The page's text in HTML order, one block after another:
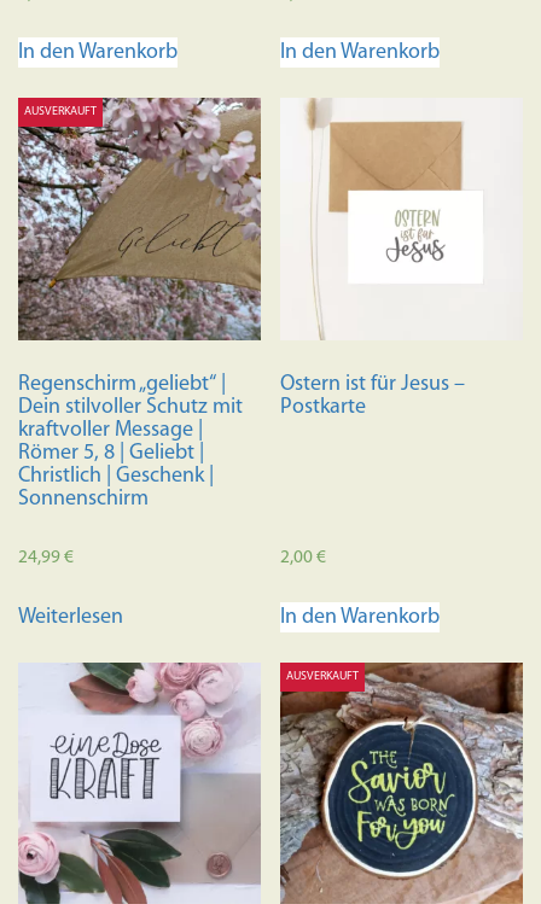
In den Warenkorb In den Warenkorb
AUSVERKAUFT
Regenschirm „geliebt“ |
Dein stilvoller Schutz mit
kraftvoller Message |
Römer 5, 8 | Geliebt |
Christlich | Geschenk |
Sonnenschirm
24,99€
Weiterlesen
Ostern ist für Jesus –
Postkarte
2,00€
In den Warenkorb
AUSVERKAUFT